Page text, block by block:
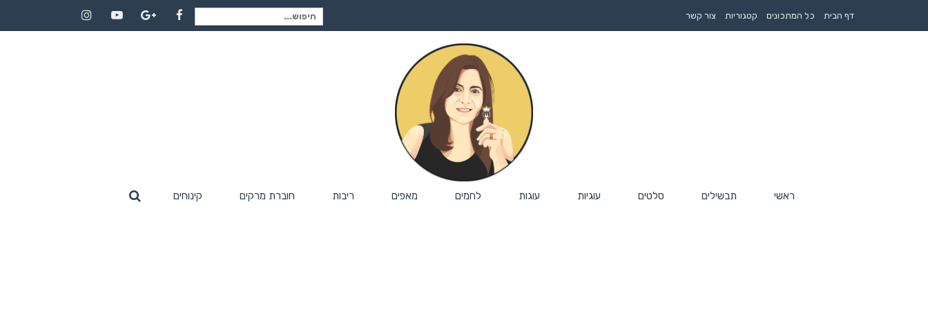
דף הבית כל המתכונים קטגוריות צור קשר
חיפוש
Facebook
Google+
YouTube
Instagram
ראשי תבשילים סלטים עוגיות עוגות לחמים מאפים ריבות חוברת מרקים קינוחים